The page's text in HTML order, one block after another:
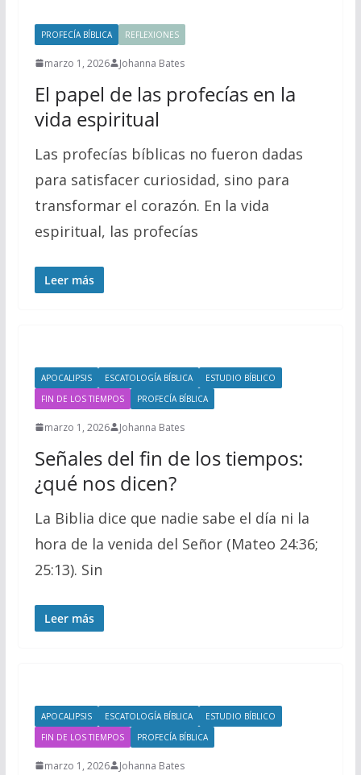
PROFECÍA BÍBLICA REFLEXIONES
marzo 1, 2026 Johanna Bates
El papel de las profecías en la
vida espiritual
Las profecías bíblicas no fueron dadas
para satisfacer curiosidad, sino para
transformar el corazón. En la vida
espiritual, las profecías
Leer más
APOCALIPSIS ESCATOLOGÍA BÍBLICA
ESTUDIO BÍBLICO
FIN DE LOS TIEMPOS
PROFECÍA BÍBLICA
marzo 1, 2026 Johanna Bates
Señales del fin de los tiempos:
¿qué nos dicen?
La Biblia dice que nadie sabe el día ni la
hora de la venida del Señor (Mateo 24:36;
25:13). Sin
Leer más
APOCALIPSIS ESCATOLOGÍA BÍBLICA
ESTUDIO BÍBLICO
FIN DE LOS TIEMPOS
PROFECÍA BÍBLICA
marzo 1, 2026 Johanna Bates